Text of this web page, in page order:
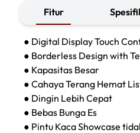
Fitur
● Digital Display Touch
● Borderless Design with
● Kapasitas Besar
● Cahaya Terang Hemat
● Dingin Lebih Cepat
● Bebas Bunga Es
● Pintu Kaca Showcase